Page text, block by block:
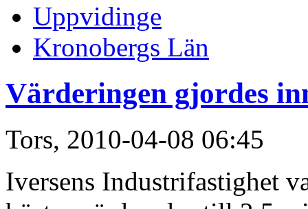
Uppvidinge
Kronobergs Län
Värderingen gjordes
Tors, 2010-04-08 06:45
Iversens Industrifastighet